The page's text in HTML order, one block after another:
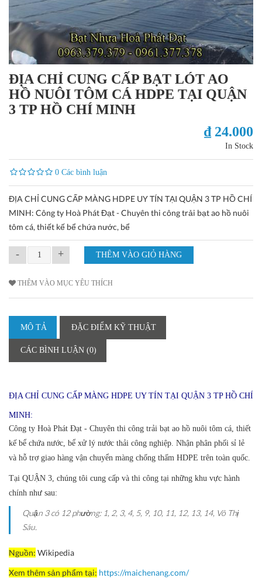
ĐỊA CHỈ CUNG CẤP BẠT LÓT AO
HỒ NUÔI TÔM CÁ HDPE TẠI QUẬN
3 TP HỒ CHÍ MINH
₫ 24.000
In Stock
0 Các bình luận
ĐỊA CHỈ CUNG CẤP MÀNG HDPE UY TÍN TẠI QUẬN 3 TP HỒ CHÍ
MINH: Công ty Hoà Phát Đạt - Chuyên thi công trải bạt ao hồ nuôi
tôm cá, thiết kế bể chứa nước, bể
- +
THÊM VÀO MỤC YÊU THÍCH
MÔ TẢ ĐẶC ĐIỂM KỸ THUẬT
CÁC BÌNH LUẬN (0)
ĐỊA CHỈ CUNG CẤP MÀNG HDPE UY TÍN TẠI QUẬN 3 TP HỒ CHÍ
MINH:
Công ty Hoà Phát Đạt - Chuyên thi công trải bạt ao hồ nuôi tôm cá, thiết
kế bể chứa nước, bể xử lý nước thải công nghiệp. Nhận phân phối sỉ lẻ
và hỗ trợ giao hàng vận chuyển màng chống thấm HDPE trên toàn quốc.
Tại QUẬN 3, chúng tôi cung cấp và thi công tại những khu vực hành
chính như sau:
Quận 3 có 12 phường: 1, 2, 3, 4, 5, 9, 10, 11, 12, 13, 14, Võ Thị
Sáu.
Nguồn: Wikipedia
Xem thêm sản phẩm tại: https://maichenang.com/